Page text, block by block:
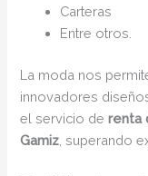
Carteras
Entre otros.
La moda nos
innovadores
el servicio derenta
Gamiz , superando